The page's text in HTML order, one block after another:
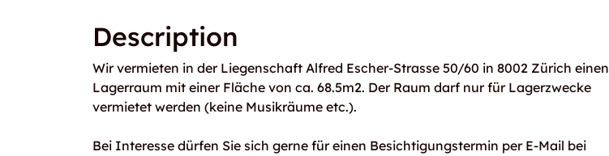
Description
Wir vermieten in der Liegenschaft Alfred Escher-Strasse 50/60 in 8002 Zürich einen
Lagerraum mit einer Fläche von ca. 68.5m2. Der Raum darf nur für Lagerzwecke
vermietet werden (keine Musikräume etc.).
Bei Interesse dürfen Sie sich gerne für einen Besichtigungstermin per E-Mail bei